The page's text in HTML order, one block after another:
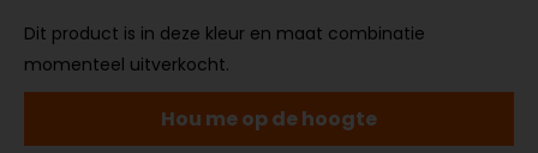
Dit product is in deze kleur en maat combinatie
momenteel uitverkocht.
Hou me op de hoogte